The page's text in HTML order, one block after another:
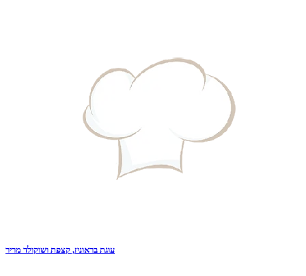
עוגת בראוניז, קצפת ושוקולד מריר